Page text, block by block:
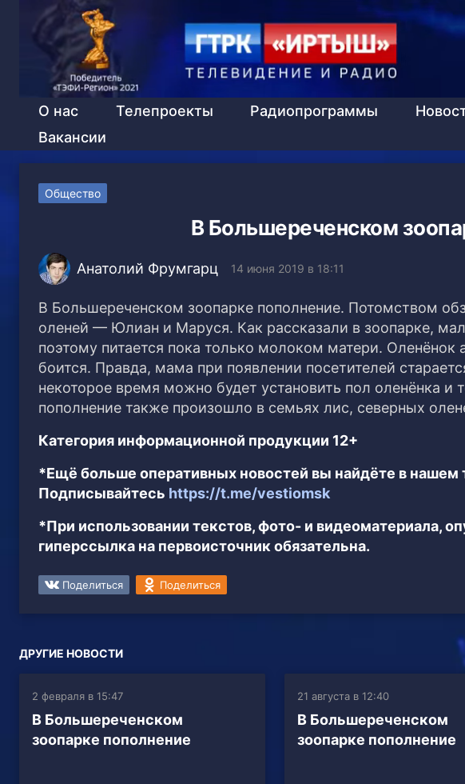
О нас Телепроекты Радиопрограммы
Вакансии
Общество
В Большереченском
Анатолий Фрумгарц 14 июня 2019 в 18:11
В Большереченском зоопарке пополнение. Потомством
оленей — Юлиан и Маруся. Как рассказали в зоопарке,
поэтому питается пока только молоком матери.
боится. Правда, мама при появлении посетителей
некоторое время можно будет установить пол оленёнка и
пополнение также произошло в семьях лис, северных
Категория информационной продукции 12+
*Ещё больше оперативных новостей вы найдёте в нашем
Подписывайтесь https://t.me/vestiomsk
*При использовании текстов, фото- и видеоматериала,
гиперссылка на первоисточник обязательна.
Поделиться Поделиться
ДРУГИЕ НОВОСТИ
2 февраля в 15:47
В Большереченском
зоопарке пополнение
21 августа в 12:40
В Большереченском
зоопарке пополнение